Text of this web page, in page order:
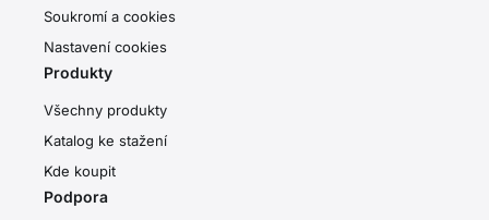
Soukromí a cookies
Nastavení cookies
Produkty
Všechny produkty
Katalog ke stažení
Kde koupit
Podpora